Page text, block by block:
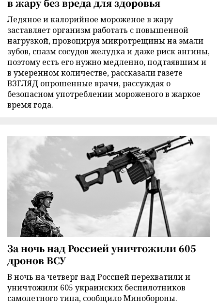
в жару без вреда для здоровья
Ледяное и калорийное мороженое в жару
заставляет организм работать с повышенной
нагрузкой, провоцируя микротрещины на эмали
зубов, спазм сосудов желудка и даже риск ангины,
поэтому есть его нужно медленно, подтаявшим и
в умеренном количестве, рассказали газете
ВЗГЛЯД опрошенные врачи, рассуждая о
безопасном употреблении мороженого в жаркое
время года.
За ночь над Россией уничтожили 605
дронов ВСУ
В ночь на четверг над Россией перехватили и
уничтожили 605 украинских беспилотников
самолетного типа, сообщило Минобороны.